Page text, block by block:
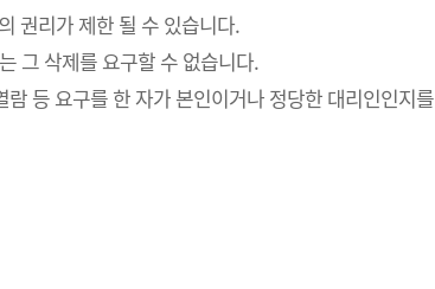
권리가 제한 될 수 있습니다.
그 삭제를 요구할 수 없습니다.
등 요구를 한 자가 본인이거나 정당한 대리인인지를